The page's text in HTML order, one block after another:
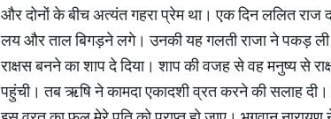
और दोनों के बीच अत्यंत गहरा प्रेम था। एक दिन ललित राज
लय और ताल बिगड़ने लगे। उनकी यह गलती राजा ने पकड़
राक्षस बनने का शाप दे दिया। शाप की वजह से वह मनुष्य से
पहुंची। तब ऋषि ने कामदा एकादशी व्रत करने की सलाह